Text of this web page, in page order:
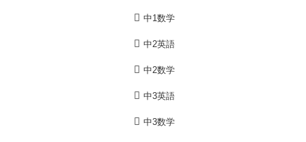
中1数学
中2英語
中2数学
中3英語
中3数学